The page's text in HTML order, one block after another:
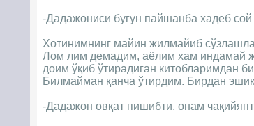
-Дадажониси бугун пайшанба хадеб
Хотинимнинг майин жилмайиб
Лом лим демадим, аёлим хам индамай
доим ўқиб ўтирадиган китобларимдан
Билмайман қанча ўтирдим. Бирдан
-Дадажон овқат пишибти, онам